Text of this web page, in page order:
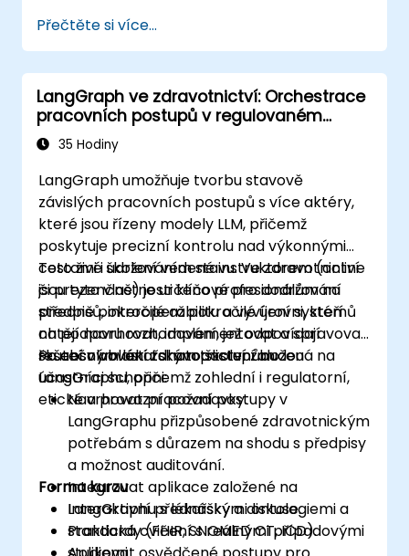
Přečtěte si více...
LangGraph ve zdravotnictví: Orchestrace
pracovních postupů v regulovaném
prostředí
35 Hodiny
LangGraph umožňuje tvorbu stavově
závislých pracovních postupů s více aktéry,
které jsou řízeny modely LLM, přičemž
poskytuje precizní kontrolu nad výkonnými
cestami i udržováním stavu. Ve zdravotnictví
jsou tyto vlastnosti klíčové pro dodržování
předpisů, interoperabilitu a vyvíjení systémů
na podporu rozhodování, jež odpovídají
skutečným lékařským postupům.
Toto živé školení vedené instruktorem (online
či prezenčně) je určeno profesionálům na
středně pokročilé až pokročilé úrovni, kteří
chtějí navrhovat, implementovat a spravovat
řešení v oblasti zdravotnictví založená na
LangGraphu, přičemž zohlední i regulatorní,
etické a provozní požadavky.
Po absolvování tohoto školení budou
účastníci schopni:
Navrhovat pracovní postupy v
LangGraphu přizpůsobené zdravotnickým
potřebám s důrazem na shodu s předpisy
a možnost auditování.
Integrovat aplikace založené na
LangGraphu s lékařskými ontologiemi a
standardy (FHIR, SNOMED CT, ICD).
Forma kurzu
Interaktivní přednášky a diskuse.
Praktická cvičení s reálnými případovými